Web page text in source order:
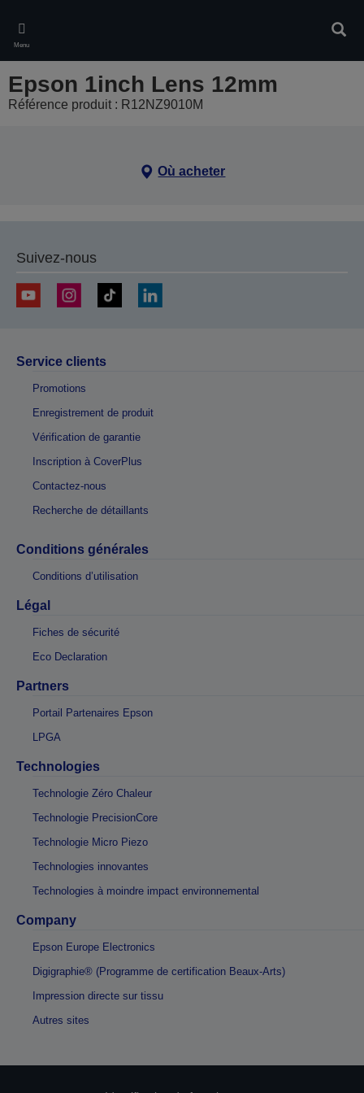
main
content
Menu
Epson 1inch Lens 12mm
Référence produit : R12NZ9010M
Où acheter
Suivez-nous
Service clients
Promotions
Enregistrement de produit
Vérification de garantie
Inscription à CoverPlus
Contactez-nous
Recherche de détaillants
Conditions générales
Conditions d’utilisation
Légal
Fiches de sécurité
Eco Declaration
Partners
Portail Partenaires Epson
LPGA
Technologies
Technologie Zéro Chaleur
Technologie PrecisionCore
Technologie Micro Piezo
Technologies innovantes
Technologies à moindre impact environnemental
Company
Epson Europe Electronics
Digigraphie® (Programme de certification Beaux-Arts)
Impression directe sur tissu
Autres sites